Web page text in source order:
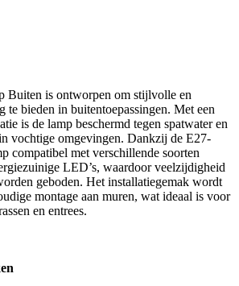
Buiten is ontworpen om stijlvolle en
te bieden in buitentoepassingen. Met een
is de lamp beschermd tegen spatwater en
vochtige omgevingen. Dankzij de E27-
compatibel met verschillende soorten
LED’s, waardoor veelzijdigheid
geboden. Het installatiegemak wordt
montage aan muren, wat ideaal is voor
en entrees.